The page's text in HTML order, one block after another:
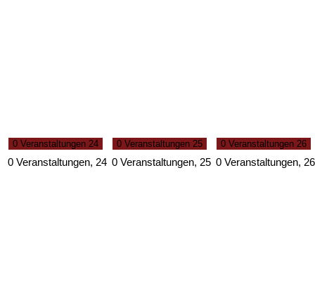
0 Veranstaltungen 24
0 Veranstaltungen, 24
0 Veranstaltungen 25
0 Veranstaltungen, 25
0 Veranstaltungen 26
0 Veranstaltungen, 26